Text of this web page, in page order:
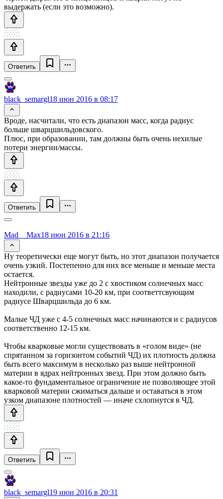
выдержать (если это возможно).
Ответить
black_semargl18 июн 2016 в 08:17
Вроде, насчитали, что есть диапазон масс, когда радиус
больше шварцшильдовского.
Плюс, при образовании, там должны быть очень нехилые
потери энергии/массы.
Ответить
Mad__Max18 июн 2016 в 21:16
Ну теоретически еще могут быть, но этот диапазон получается
очень узкий. Постепенно для них все меньше и меньше места
остается.
Нейтронные звезды уже до 2 с хвостиком солнечных масс
находили, с радиусами 10-20 км, при соответтсвующим
радиусе Шварцшильда до 6 км.
Малые ЧД уже с 4-5 солнечных масс начинаются и с радиусов
соответственно 12-15 км.
Чтобы кварковые могли существовать в «голом виде» (не
спрятанном за горизонтом событий ЧД) их плотность должна
быть всего максимум в несколько раз выше нейтронной
материи в ядрах нейтронных звезд. При этом должно быть
какое-то фундаментальное ограничение не позволяющее этой
кварковой материи сжиматься дальше и оставаться в этом
узком диапазоне плотностей — иначе схлопнутся в ЧД.
Ответить
black_semargl19 июн 2016 в 20:31